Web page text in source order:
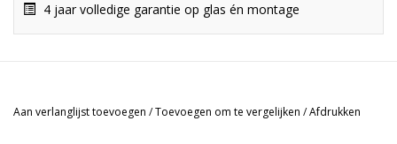
4 jaar volledige garantie op glas én montage
Aan verlanglijst toevoegen /Toevoegen om te vergelijken /Afdrukken